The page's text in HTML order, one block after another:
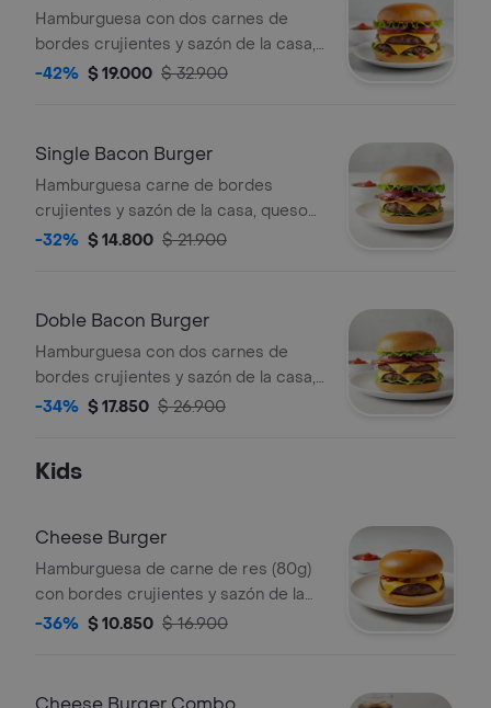
Hamburguesa con dos carnes de
bordes crujientes y sazón de la casa,
queso americano, Salsa Habanero
-42% $ 19.000 $ 32.900
Single Bacon Burger
Hamburguesa carne de bordes
crujientes y sazón de la casa, queso
americano, bacon y vegetales
-32% $ 14.800 $ 21.900
Doble Bacon Burger
Hamburguesa con dos carnes de
bordes crujientes y sazón de la casa,
queso americano, bacon y vegetales
-34% $ 17.850 $ 26.900
Kids
Cheese Burger
Hamburguesa de carne de res (80g)
con bordes crujientes y sazón de la
casa ketchup, mayonesa y queso
-36% $ 10.850 $ 16.900